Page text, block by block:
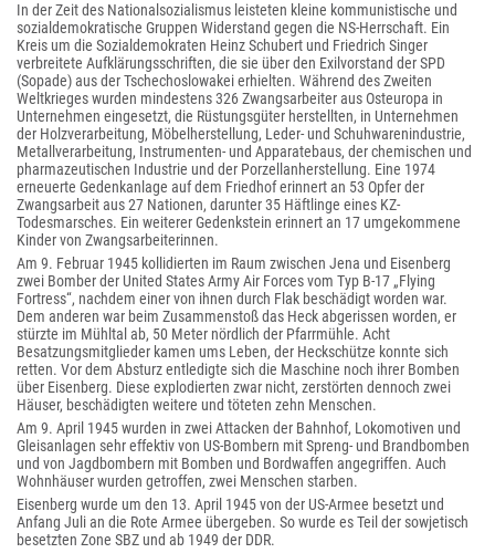
In der Zeit des Nationalsozialismus leisteten kleine kommunistische und
sozialdemokratische Gruppen Widerstand gegen die NS-Herrschaft. Ein
Kreis um die Sozialdemokraten Heinz Schubert und Friedrich Singer
verbreitete Aufklärungsschriften, die sie über den Exilvorstand der SPD
(Sopade) aus der Tschechoslowakei erhielten. Während des Zweiten
Weltkrieges wurden mindestens 326 Zwangsarbeiter aus Osteuropa in
Unternehmen eingesetzt, die Rüstungsgüter herstellten, in Unternehmen
der Holzverarbeitung, Möbelherstellung, Leder- und Schuhwarenindustrie,
Metallverarbeitung, Instrumenten- und Apparatebaus, der chemischen und
pharmazeutischen Industrie und der Porzellanherstellung. Eine 1974
erneuerte Gedenkanlage auf dem Friedhof erinnert an 53 Opfer der
Zwangsarbeit aus 27 Nationen, darunter 35 Häftlinge eines KZ-
Todesmarsches. Ein weiterer Gedenkstein erinnert an 17 umgekommene
Kinder von Zwangsarbeiterinnen.
Am 9. Februar 1945 kollidierten im Raum zwischen Jena und Eisenberg
zwei Bomber der United States Army Air Forces vom Typ B-17 „Flying
Fortress“, nachdem einer von ihnen durch Flak beschädigt worden war.
Dem anderen war beim Zusammenstoß das Heck abgerissen worden, er
stürzte im Mühltal ab, 50 Meter nördlich der Pfarrmühle. Acht
Besatzungsmitglieder kamen ums Leben, der Heckschütze konnte sich
retten. Vor dem Absturz entledigte sich die Maschine noch ihrer Bomben
über Eisenberg. Diese explodierten zwar nicht, zerstörten dennoch zwei
Häuser, beschädigten weitere und töteten zehn Menschen.
Am 9. April 1945 wurden in zwei Attacken der Bahnhof, Lokomotiven und
Gleisanlagen sehr effektiv von US-Bombern mit Spreng- und Brandbomben
und von Jagdbombern mit Bomben und Bordwaffen angegriffen. Auch
Wohnhäuser wurden getroffen, zwei Menschen starben.
Eisenberg wurde um den 13. April 1945 von der US-Armee besetzt und
Anfang Juli an die Rote Armee übergeben. So wurde es Teil der sowjetisch
besetzten Zone SBZ und ab 1949 der DDR.